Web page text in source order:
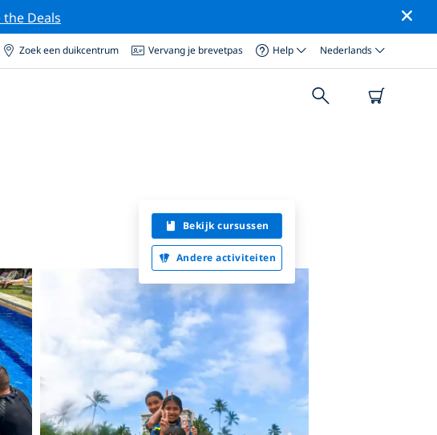
the Deals
Zoek een duikcentrum Vervang je brevetpas Help Nederlands
Bekijk cursussen
Andere activiteiten